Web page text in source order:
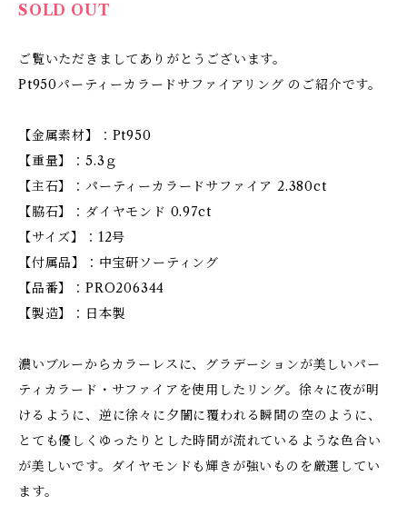
SOLD OUT
ご覧いただきましてありがとうございます。
Pt950パーティーカラードサファイアリング のご紹介です。
【金属素材】：Pt950
【重量】：5.3ｇ
【主石】：パーティーカラードサファイア 2.380ct
【脇石】：ダイヤモンド 0.97ct
【サイズ】：12号
【付属品】：中宝研ソーティング
【品番】：PRO206344
【製造】：日本製
濃いブルーからカラーレスに、グラデーションが美しいパー
ティカラード・サファイアを使用したリング。徐々に夜が明
けるように、逆に徐々に夕闇に覆われる瞬間の空のように、
とても優しくゆったりとした時間が流れているような色合い
が美しいです。ダイヤモンドも輝きが強いものを厳選してい
ます。